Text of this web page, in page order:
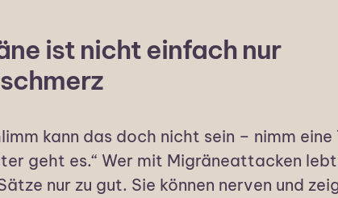
ist nicht einfach nur
kann das doch nicht sein – nimm
geht es.“ Wer mit Migräneattacken
nur zu gut. Sie können nerven und